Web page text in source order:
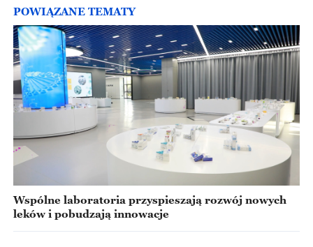
POWIĄZANE TEMATY
Wspólne laboratoria przyspieszają rozwój nowych
leków i pobudzają innowacje